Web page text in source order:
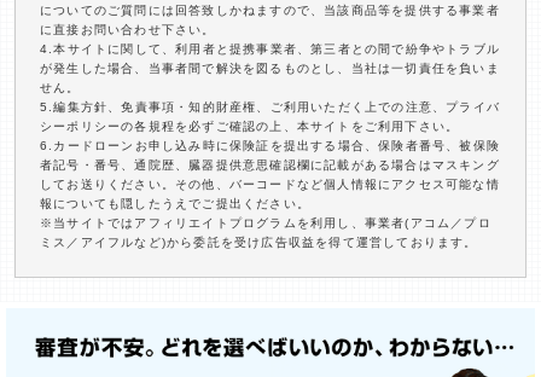
についてのご質問には回答致しかねますので、当該商品等を提供する事業者
に直接お問い合わせ下さい。
4.本サイトに関して、利用者と提携事業者、第三者との間で紛争やトラブル
が発生した場合、当事者間で解決を図るものとし、当社は一切責任を負いま
せん。
5.編集方針、免責事項・知的財産権、ご利用いただく上での注意、プライバ
シーポリシーの各規程を必ずご確認の上、本サイトをご利用下さい。
6.カードローンお申し込み時に保険証を提出する場合、保険者番号、被保険
者記号・番号、通院歴、臓器提供意思確認欄に記載がある場合はマスキング
してお送りください。その他、バーコードなど個人情報にアクセス可能な情
報についても隠したうえでご提出ください。
※当サイトではアフィリエイトプログラムを利用し、事業者(アコム／プロ
ミス／アイフルなど)から委託を受け広告収益を得て運営しております。